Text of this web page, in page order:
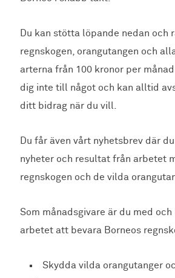
Du kan stötta löpande nedan och
regnskogen, orangutangen och
arterna från 100 kronor per
dig inte till något och kan alltid
ditt bidrag när du vill.
Du får även vårt nyhetsbrev där
nyheter och resultat från arbetet
regnskogen och de vilda
Som månadsgivare är du med och
arbetet att bevara Borneos
Skydda vilda orangutanger